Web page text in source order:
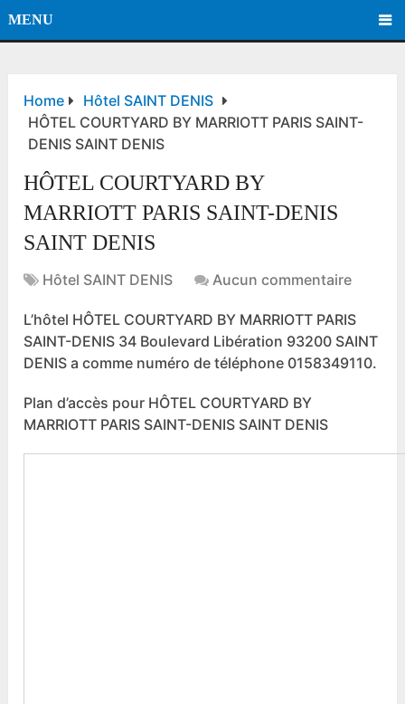
MENU
Home
Hôtel SAINT DENIS
HÔTEL COURTYARD BY MARRIOTT PARIS SAINT-
DENIS SAINT DENIS
HÔTEL COURTYARD BY
MARRIOTT PARIS SAINT-DENIS
SAINT DENIS
Hôtel SAINT DENIS Aucun commentaire
L’hôtel HÔTEL COURTYARD BY MARRIOTT PARIS
SAINT-DENIS 34 Boulevard Libération 93200 SAINT
DENIS a comme numéro de téléphone 0158349110.
Plan d’accès pour HÔTEL COURTYARD BY
MARRIOTT PARIS SAINT-DENIS SAINT DENIS